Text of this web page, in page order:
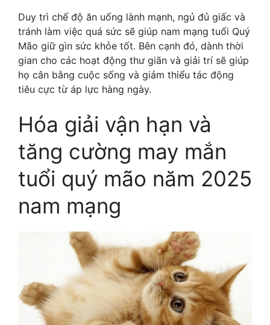
Duy trì chế độ ăn uống lành mạnh, ngủ đủ giấc và
tránh làm việc quá sức sẽ giúp nam mạng tuổi Quý
Mão giữ gìn sức khỏe tốt. Bên cạnh đó, dành thời
gian cho các hoạt động thư giãn và giải trí sẽ giúp
họ cân bằng cuộc sống và giảm thiểu tác động
tiêu cực từ áp lực hàng ngày.
Hóa giải vận hạn và
tăng cường may mắn
tuổi quý mão năm 2025
nam mạng